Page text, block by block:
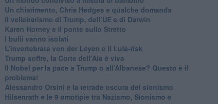
​Un chiarimento, Chris Hedges e qualche domanda
Il velleitarismo di Trump, dell’UE e di Darwin
​Karen Horney e il ponte sullo Stretto
​I bulli vanno isolati
L’invertebrata von der Leyen e il Lula-risk
Trump soffre, la Corte dell'Aia è viva
​Il Nobel per la pace a Trump o all’Albanese? Questo è il
problema!
​Alessandro Orsini e la tetrade oscura del sionismo
​Hilsenrath e le 9 omotipie tra Nazismo, Sionismo e